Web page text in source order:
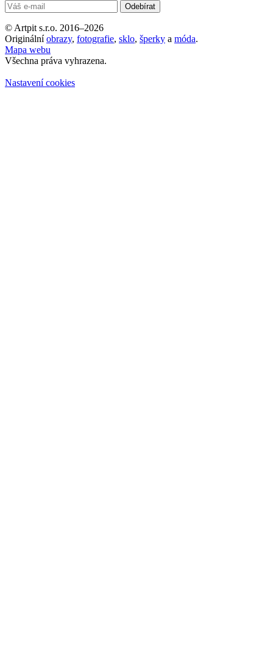
© Artpit s.r.o. 2016–2026
Originálníobrazy, fotografie, sklo, šperky a móda.
Mapa webu
Všechna práva vyhrazena.
Nastavení cookies